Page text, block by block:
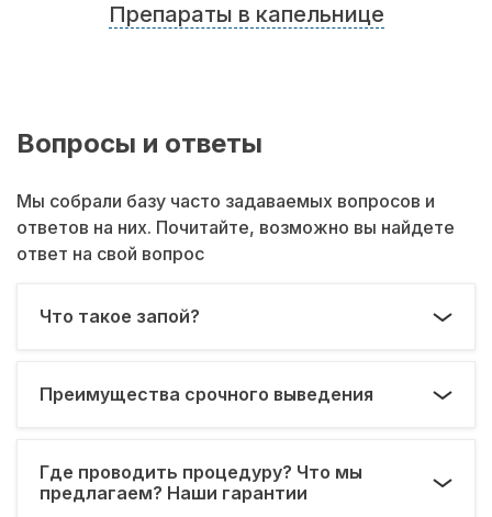
Препараты в капельнице
Вопросы и ответы
Мы собрали базу часто задаваемых вопросов и
ответов на них. Почитайте, возможно вы найдете
ответ на свой вопрос
Что такое запой?
Преимущества срочного выведения
Где проводить процедуру? Что мы
предлагаем? Наши гарантии